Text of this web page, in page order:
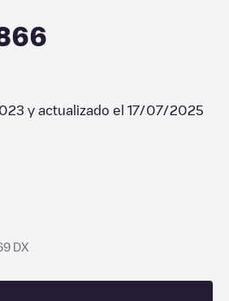
y actualizado el 17/07/2025
DX